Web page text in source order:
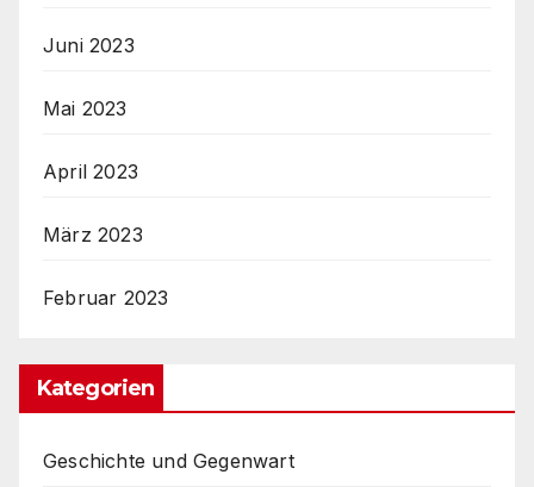
Juni 2023
Mai 2023
April 2023
März 2023
Februar 2023
Kategorien
Geschichte und Gegenwart